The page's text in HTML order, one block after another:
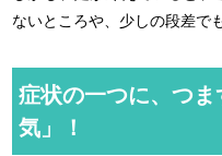
ないところや、少しの段差で
症状の一つに、つ
気」！